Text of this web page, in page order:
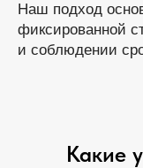
Наш подход
фиксированной
и соблюдении
Какие